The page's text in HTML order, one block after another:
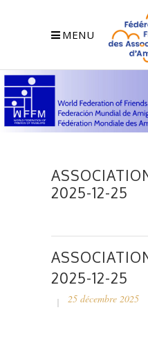
MENU
2025-12-25
2025-12-25
25 décembre 2025